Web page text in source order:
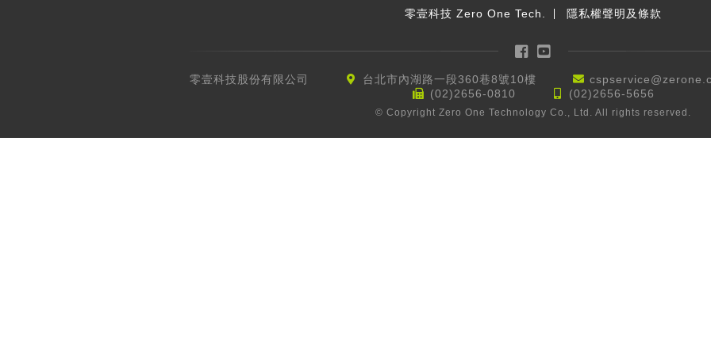
零壹科技 Zero One Tech. 隱私權聲明及條款
Facebook
YouTube
零壹科技股份有限公司 台北市內湖路一段360巷8號10樓
(02)2656-0810
(02)2656-5656
© Copyright Zero One Technology Co., Ltd. All rights reserved.